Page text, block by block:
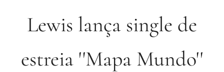
Lewis lança single de
estreia ''Mapa Mundo''